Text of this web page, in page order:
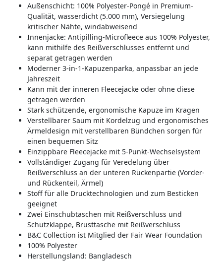
Außenschicht: 100% Polyester-Pongé in Premium-
Qualität, wasserdicht (5.000 mm), Versiegelung
kritischer Nähte, windabweisend
Innenjacke: Antipilling-Microfleece aus 100% Polyester,
kann mithilfe des Reißverschlusses entfernt und
separat getragen werden
Moderner 3-in-1-Kapuzenparka, anpassbar an jede
Jahreszeit
Kann mit der inneren Fleecejacke oder ohne diese
getragen werden
Stark schützende, ergonomische Kapuze im Kragen
Verstellbarer Saum mit Kordelzug und ergonomisches
Ärmeldesign mit verstellbaren Bündchen sorgen für
einen bequemen Sitz
Einzippbare Fleecejacke mit 5-Punkt-Wechselsystem
Vollständiger Zugang für Veredelung über
Reißverschluss an der unteren Rückenpartie (Vorder-
und Rückenteil, Ärmel)
Stoff für alle Drucktechnologien und zum Besticken
geeignet
Zwei Einschubtaschen mit Reißverschluss und
Schutzklappe, Brusttasche mit Reißverschluss
B&C Collection ist Mitglied der Fair Wear Foundation
100% Polyester
Herstellungsland: Bangladesch